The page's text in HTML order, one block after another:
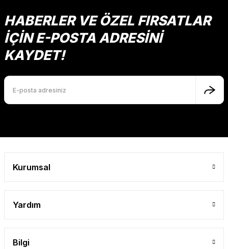
HABERLER VE ÖZEL FIRSATLAR
İÇİN E-POSTA ADRESİNİ
KAYDET!
Kurumsal
Yardım
Bilgi